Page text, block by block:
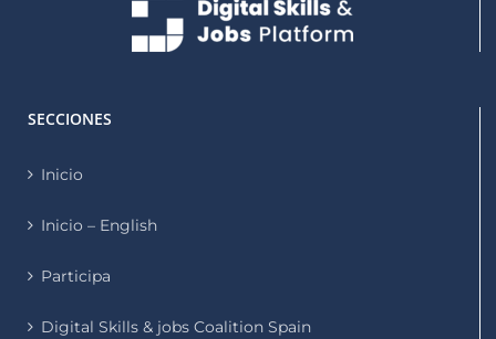
SECCIONES
Inicio
Inicio – English
Participa
Digital Skills & jobs Coalition Spain